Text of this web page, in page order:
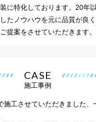
に特化しております。20年
たノウハウを元に品質が良
提案をさせていただきます。
CASE
施工事例
施工させていただきました、